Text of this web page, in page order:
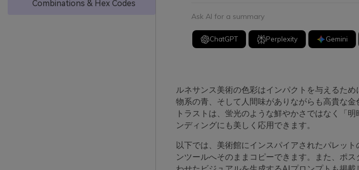
Combinations & Hex Codes
Ask AI for a summary
ChatGPT Perplexity Gemini
ルネサンス美術の色彩はインパクトを与えるた
物系の青、そして人間味がありながらも高貴な
トラストは、蛍光のような鮮やかさではなく「
ンディングにも美しく応用できます。
以下では、美術館にインスパイアされたパレッ
ンツールへそのままコピーできます。また、ポ